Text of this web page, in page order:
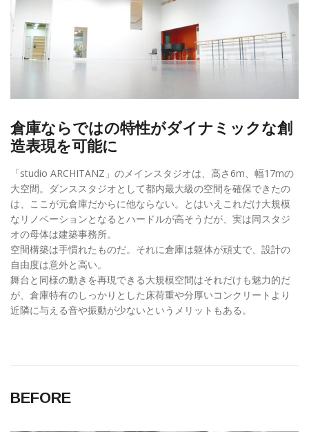
倉庫ならではの特性がダイナミックな創
造表現を可能に
「studio ARCHITANZ」のメインスタジオは、高さ6m、幅17mの
大空間。ダンススタジオとして都内最大級の空間を確保できたの
は、ここが元倉庫だからに他ならない。とはいえこれだけ大規模
なリノベーションとなるとハードルが高そうだが、実は同スタジ
オの母体は建築事務所。
空間構築は手慣れたものだ。それに倉庫は躯体が頑丈で、設計の
自由度は意外と高い。
舞台と同様の動きを再現できる大規模空間はそれだけも魅力的だ
が、倉庫特有のしっかりとした床荷重や分厚いコンクリートより
近隣に与える音や振動が少ないというメリットもある。
BEFORE